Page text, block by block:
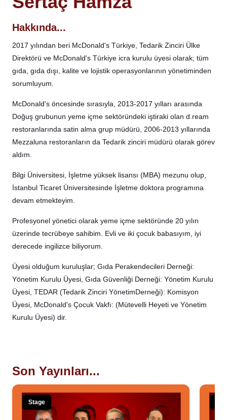
Hakkında...
2017 yılından beri McDonald's Türkiye, Tedarik Zinciri Ülke
Direktörü ve McDonald's Türkiye icra kurulu üyesi olarak; tüm
gıda, gıda dışı, kalite ve lojistik operasyonlarının yönetiminden
sorumluyum.
McDonald's öncesinde sırasıyla, 2013-2017 yılları arasında
Doğuş grubunun yeme içme sektöründeki iştiraki olan d.ream
restoranlarında satin alma grup müdürü, 2006-2013 yıllarında
Mezzaluna restoranların da Tedarik zinciri müdürü olarak görev
aldım.
Bilgi Üniversitesi, İşletme yüksek lisansı (MBA) mezunu olup,
İstanbul Ticaret Üniversitesinde İşletme doktora programına
devam etmekteyim.
Profesyonel yönetici olarak yeme içme sektöründe 20 yılın
üzerinde tecrübeye sahibim. Evli ve iki çocuk babasıyım, iyi
derecede ingilizce biliyorum.
Üyesi olduğum kuruluşlar; Gıda Perakendecileri Derneği:
Yönetim Kurulu Üyesi, Gıda Güvenliği Derneği: Yönetim Kurulu
Üyesi, TEDAR (Tedarik Zinciri YönetimDerneği): Komisyon
Üyesi, McDonald's Çocuk Vakfı: (Mütevelli Heyeti ve Yönetim
Kurulu Üyesi) dir.
Son Yayınları...
Stage